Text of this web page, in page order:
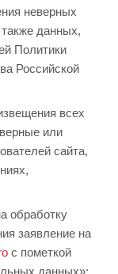
неверных
данных,
Политики
Российской
всех
или
сайта,
обработку
заявление на
с пометкой
данных»;